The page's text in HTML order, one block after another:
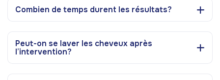
Combien de temps durent les résultats?
Peut-on se laver les cheveux après
l’intervention?